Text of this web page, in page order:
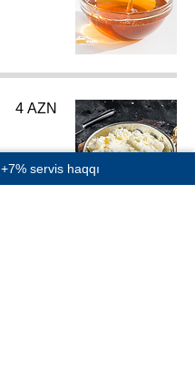
4 AZN
+7% servis haqqı